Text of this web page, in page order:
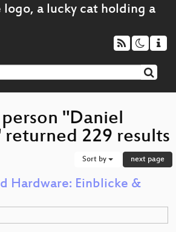
"Daniel
returned 229 results
Sort by next page
Hardware: Einblicke &